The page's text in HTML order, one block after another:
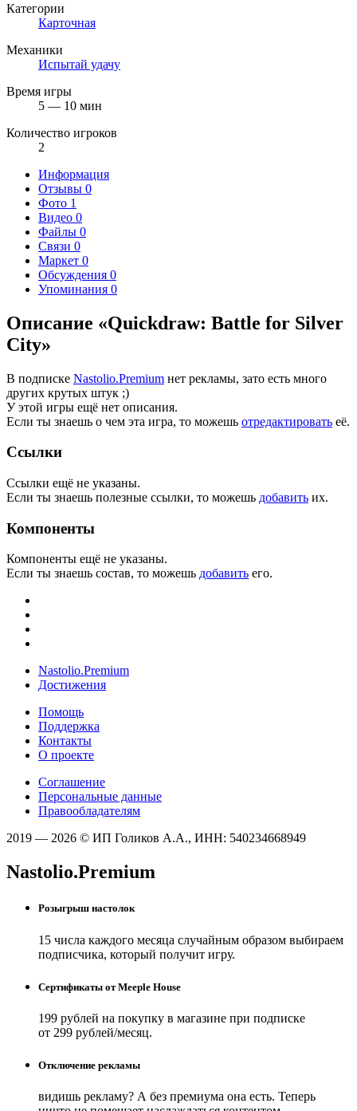
Категории
Карточная
Механики
Испытай удачу
Время игры
5 — 10 мин
Количество игроков
2
Информация
Отзывы 0
Фото 1
Видео 0
Файлы 0
Связи 0
Маркет 0
Обсуждения 0
Упоминания 0
Описание «Quickdraw: Battle for Silver
City»
В подписке Nastolio.Premium нет рекламы, зато есть много
других крутых штук ;)
У этой игры ещё нет описания.
Если ты знаешь о чем эта игра, то можешь отредактировать её.
Ссылки
Ссылки ещё не указаны.
Если ты знаешь полезные ссылки, то можешь добавить их.
Компоненты
Компоненты ещё не указаны.
Если ты знаешь состав, то можешь добавить его.
Nastolio.Premium
Достижения
Помощь
Поддержка
Контакты
О проекте
Соглашение
Персональные данные
Правообладателям
2019 — 2026 © ИП Голиков А.А., ИНН: 540234668949
Nastolio.Premium
Розыгрыш настолок
15 числа каждого месяца случайным образом выбираем
подписчика, который получит игру.
Сертификаты от Meeple House
199 рублей на покупку в магазине при подписке
от 299 рублей/месяц.
Отключение рекламы
видишь рекламу? А без премиума она есть. Теперь